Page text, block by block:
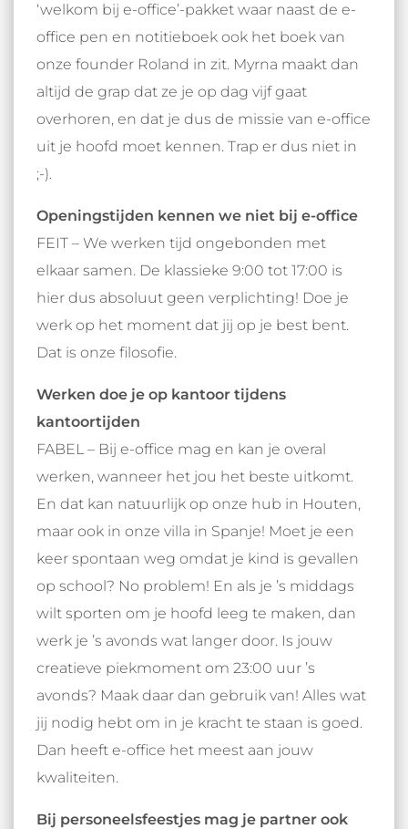
‘welkom bij e-office’-pakket waar naast de e-
office pen en notitieboek ook het boek van
onze founder Roland in zit. Myrna maakt dan
altijd de grap dat ze je op dag vijf gaat
overhoren, en dat je dus de missie van e-office
uit je hoofd moet kennen. Trap er dus niet in
;-).
Openingstijden kennen we niet bij e-office
FEIT – We werken tijd ongebonden met
elkaar samen. De klassieke 9:00 tot 17:00 is
hier dus absoluut geen verplichting! Doe je
werk op het moment dat jij op je best bent.
Dat is onze filosofie.
Werken doe je op kantoor tijdens
kantoortijden
FABEL – Bij e-office mag en kan je overal
werken, wanneer het jou het beste uitkomt.
En dat kan natuurlijk op onze hub in Houten,
maar ook in onze villa in Spanje! Moet je een
keer spontaan weg omdat je kind is gevallen
op school? No problem! En als je ’s middags
wilt sporten om je hoofd leeg te maken, dan
werk je ’s avonds wat langer door. Is jouw
creatieve piekmoment om 23:00 uur ’s
avonds? Maak daar dan gebruik van! Alles wat
jij nodig hebt om in je kracht te staan is goed.
Dan heeft e-office het meest aan jouw
kwaliteiten.
Bij personeelsfeestjes mag je partner ook